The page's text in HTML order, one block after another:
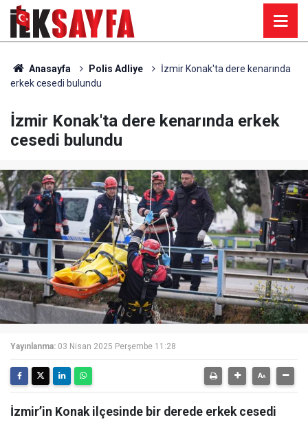
Anasayfa Polis Adliye
İzmir Konak'ta dere kenarında
erkek cesedi bulundu
İzmir Konak'ta dere kenarında erkek
cesedi bulundu
Yayınlanma: 03 Nisan 2025 Perşembe 11:28
İzmir’in Konak ilçesinde bir derede erkek cesedi